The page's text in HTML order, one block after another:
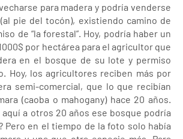
para madera y podría venderse
pie del tocón), existiendo camino de
de “la forestal”. Hoy, podría haber un
por hectárea para el agricultor que
en el bosque de su lote y permiso
Hoy, los agricultores reciben más por
semi-comercial, que lo que recibían
(caoba o mahogany) hace 20 años.
aquí a otros 20 años ese bosque podría
Pero en el tiempo de la foto solo había